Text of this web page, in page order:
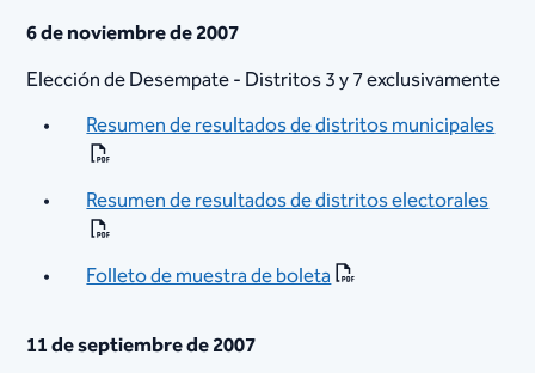
6 de noviembre de 2007
Elección de Desempate - Distritos 3 y 7 exclusivamente
Resumen de resultados de distritos municipales
Resumen de resultados de distritos electorales
Folleto de muestra de boleta
11 de septiembre de 2007